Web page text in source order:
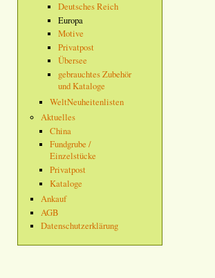
Deutsches Reich
Europa
Motive
Privatpost
Übersee
gebrauchtes Zubehör
und Kataloge
WeltNeuheitenlisten
Aktuelles
China
Fundgrube /
Einzelstücke
Privatpost
Kataloge
Ankauf
AGB
Datenschutzerklärung